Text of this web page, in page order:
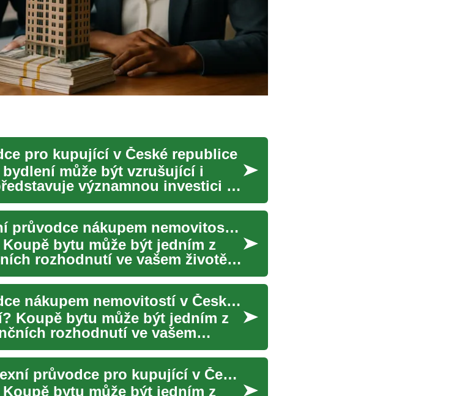
pro kupující v České republice
může být vzrušující i
významnou investici a
Prodej bytů: Komplexní průvodce nákupem nemovitostí v České republice
bytu může být jedním z
rozhodnutí ve vašem životě.
Byty na prodej: Průvodce nákupem nemovitostí v České republice
Koupě bytu může být jedním z
rozhodnutí ve vašem
Byty na prodej: Komplexní průvodce pro kupující v České republice
bytu může být jedním z